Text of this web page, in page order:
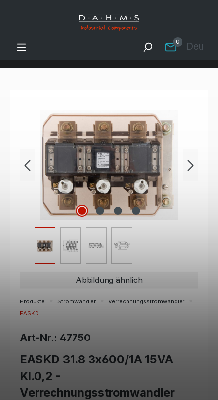
Zum Hauptinhalt springen
0
Bildergalerie überspringen
Abbildung ähnlich
Produkte Stromwandler
Verrechnungsstromwandler
EASKD
Art-Nr.: 47750
EASKD 31.8 3x600/1A 15VA
Kl.0,2 -
Verrechnungsstromwandler